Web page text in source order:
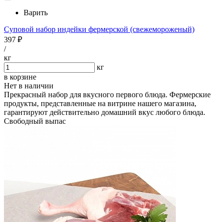
Варить
Суповой набор индейки фермерской (свежемороженый)
397 ₽
/
кг
кг
в корзине
Нет в наличии
Прекрасный набор для вкусного первого блюда. Фермерские
продукты, представленные на витрине нашего магазина,
гарантируют действительно домашний вкус любого блюда.
Свободный выпас